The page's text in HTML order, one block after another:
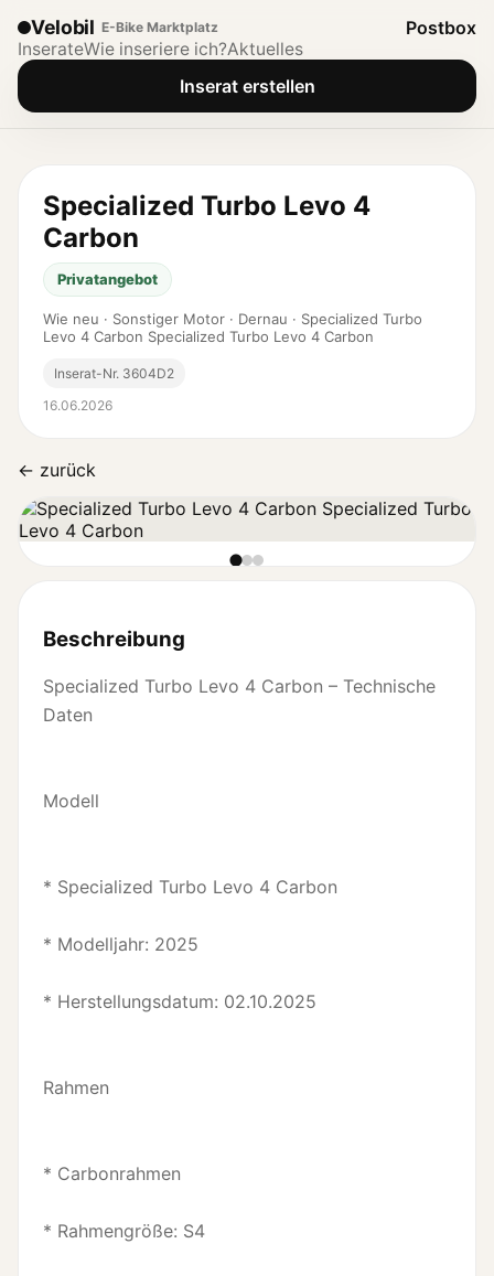
Velobil E-Bike Marktplatz Postbox
InserateWie inseriere ich?Aktuelles
Inserat erstellen
Specialized Turbo Levo 4
Carbon
Privatangebot
Wie neu · Sonstiger Motor · Dernau · Specialized Turbo
Levo 4 Carbon Specialized Turbo Levo 4 Carbon
Inserat-Nr. 3604D2
16.06.2026
← zurück
Beschreibung
Specialized Turbo Levo 4 Carbon – Technische
Daten
Modell
* Specialized Turbo Levo 4 Carbon
* Modelljahr: 2025
* Herstellungsdatum: 02.10.2025
Rahmen
* Carbonrahmen
* Rahmengröße: S4